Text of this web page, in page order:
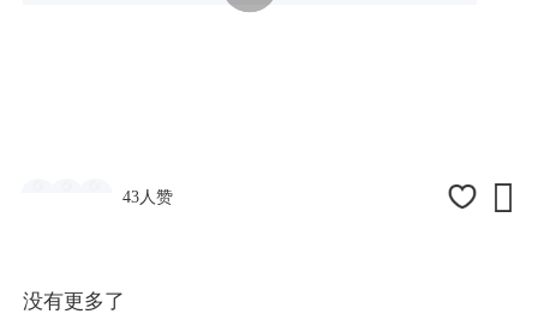
43人赞 
没有更多了